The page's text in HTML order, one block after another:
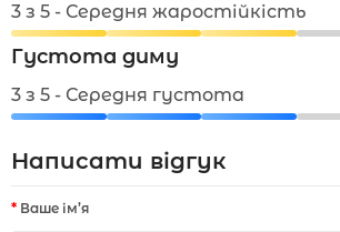
3 з 5 - Середня жаростійкість
Густота диму
3 з 5 - Середня густота
Написати відгук
Ваше ім’я